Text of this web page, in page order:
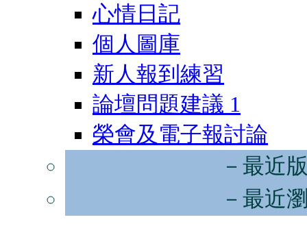
心情日記
個人圖庫
新人報到練習
論壇問題建議 1
榮會及電子報討論
－最近
－最近